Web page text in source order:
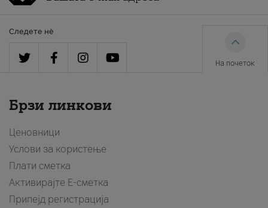
Следете нè
На почеток
Брзи линкови
Ценовници
Услови за користење
Плати сметка
Активирајте Е-сметка
Припејд регистрација